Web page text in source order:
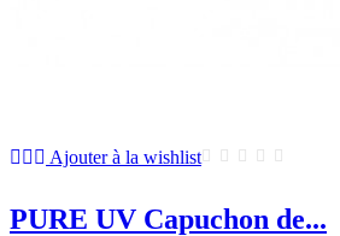
Ajouter à la wishlist
PURE UV Capuchon de...